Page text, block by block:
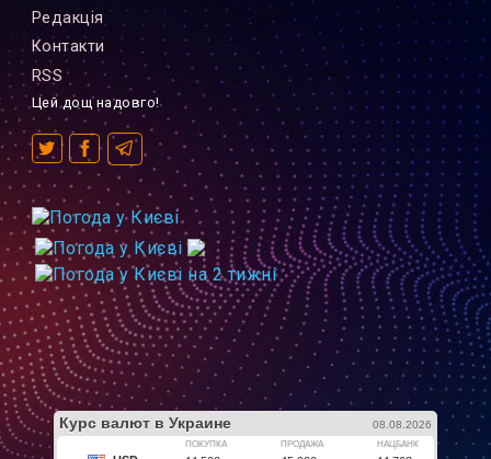
Редакцiя
Контакти
RSS
Цей дощ надовго!